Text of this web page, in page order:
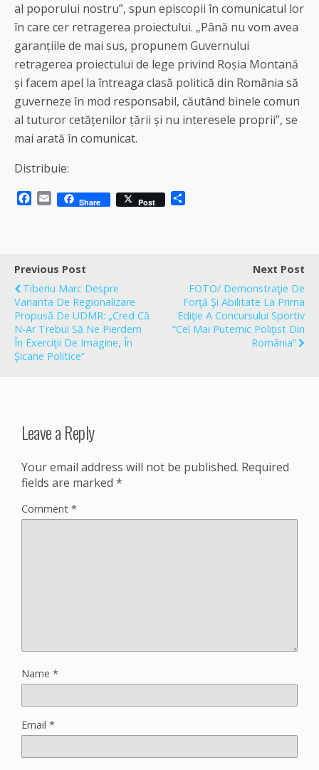
al poporului nostru”, spun episcopii în comunicatul lor
în care cer retragerea proiectului. „Până nu vom avea
garanțiile de mai sus, propunem Guvernului
retragerea proiectului de lege privind Roșia Montană
și facem apel la întreaga clasă politică din România să
guverneze în mod responsabil, căutând binele comun
al tuturor cetățenilor țării și nu interesele proprii”, se
mai arată în comunicat.
Distribuie:
b
o
o
k
E
l
Share Post
e
Previous Post
Tiberiu Marc Despre
Varianta De Regionalizare
Propusă De UDMR: „Cred Că
N-Ar Trebui Să Ne Pierdem
În Exerciţii De Imagine, În
Şicane Politice”
Next Post
FOTO/ Demonstraţie De
Forţă Şi Abilitate La Prima
Ediţie A Concursului Sportiv
“Cel Mai Puternic Poliţist Din
România”
Leave a Reply
Your email address will not be published. Required
fields are marked *
Comment *
Name *
Email *